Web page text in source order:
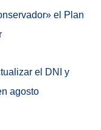
el Plan
el DNI y
agosto